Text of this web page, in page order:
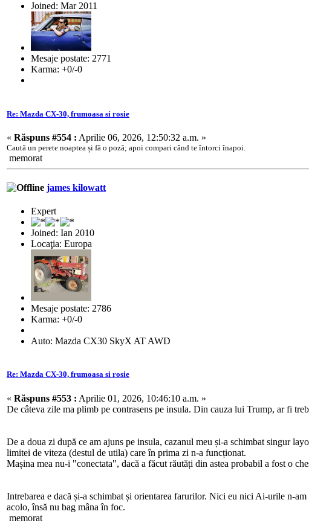
Joined: Mar 2011
Mesaje postate: 2771
Karma: +0/-0
Re: Mazda CX-30, frumoasa si rosie
« Răspuns #554 : Aprilie 06, 2026, 12:50:32 a.m. »
Caută un perete noaptea și fă o poză; apoi compari când te întorciînapoi.
memorat
james kilowatt
Expert
Joined: Ian 2010
Locaţia: Europa
Mesaje postate: 2786
Karma: +0/-0
Auto: Mazda CX30 SkyX AT AWD
Re: Mazda CX-30, frumoasa si rosie
« Răspuns #553 : Aprilie 01, 2026, 10:46:10 a.m. »
De câteva zile ma plimb pe contrasens pe insula. Din cauza lui Trump, ar fi
De a doua zi după ce am ajuns pe insula, cazanul meu și-a schimbat singur
limitei de viteza (destul de utila) care în prima zi n-a funcționat.
Mașina mea nu-i "conectata", dacă a făcut răutăți din astea probabil a fost o
Intrebarea e dacă și-a schimbat și orientarea farurilor. Nici eu nici Ai-urile n-
acolo, însă nu bag mâna în foc.
memorat